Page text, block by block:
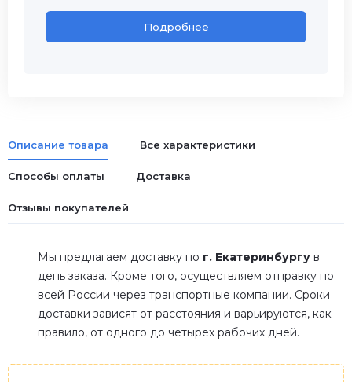
Подробнее
Описание товара Все характеристики
Способы оплаты Доставка
Отзывы покупателей
Мы предлагаем доставку по г. Екатеринбургу в
день заказа. Кроме того, осуществляем отправку по
всей России через транспортные компании. Сроки
доставки зависят от расстояния и варьируются, как
правило, от одного до четырех рабочих дней.